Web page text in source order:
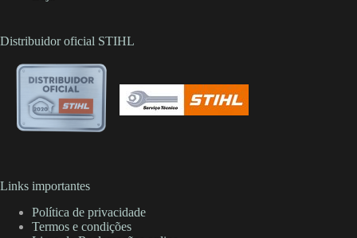
Distribuidor oficial STIHL
Links importantes
Política de privacidade
Termos e condições